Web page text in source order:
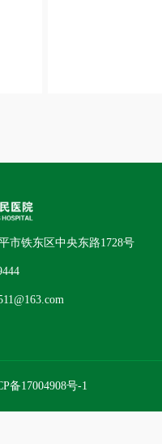
市铁东区中央东路1728号
备17004908号-1